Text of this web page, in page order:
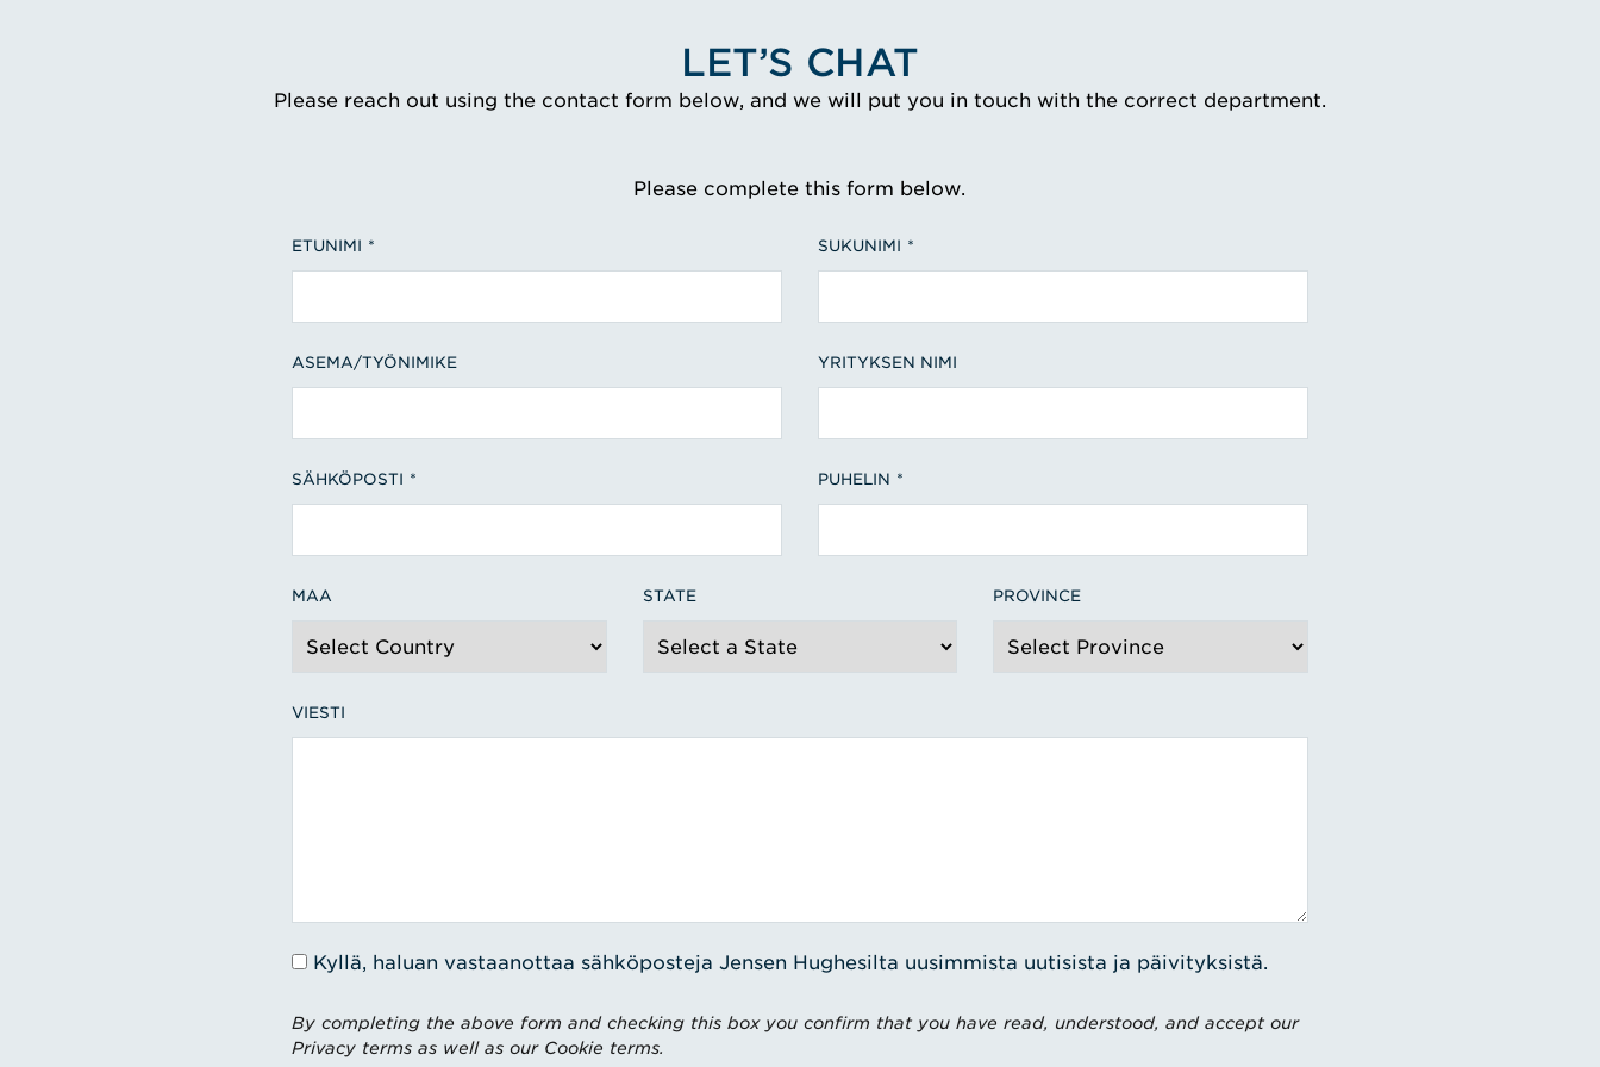
LET’S CHAT
Please reach out using the contact form below, and we will put you in touch with the correct department.
Please complete this form below.
ETUNIMI SUKUNIMI
ASEMA/TYÖNIMIKE YRITYKSEN NIMI
SÄHKÖPOSTI PUHELIN
MAA STATE PROVINCE
VIESTI
Kyllä, haluan vastaanottaa sähköposteja Jensen Hughesilta uusimmista uutisista ja päivityksistä.
By completing the above form and checking this box you confirm that you have read, understood, and accept our
Privacy terms as well as our Cookie terms.